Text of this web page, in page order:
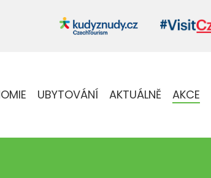
UBYTOVÁNÍ AKTUÁLNĚ AKCE